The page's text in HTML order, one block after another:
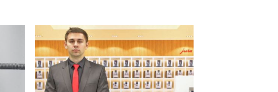
подробнее